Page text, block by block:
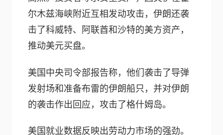
尔木兹海峡附近互相发动攻击，伊朗还袭
击了科威特、阿联酋和沙特的美方资产，
推动美元买盘。
美国中央司令部报告称，他们袭击了导弹
发射场和准备布雷的伊朗船只，并对伊朗
的袭击作出回应，攻击了格什姆岛。
美国就业数据反映出劳动力市场的强劲。